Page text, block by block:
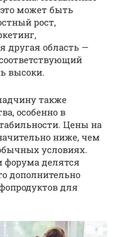
это может быть
рост,
другая область —
высоки.
также
особенно в
Цены на
ниже, чем
условиях.
форума делятся
дополнительно
для